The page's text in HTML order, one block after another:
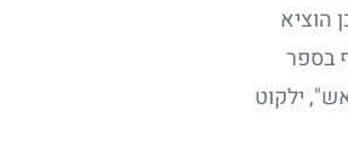
הוציא
בספר
ילקוט